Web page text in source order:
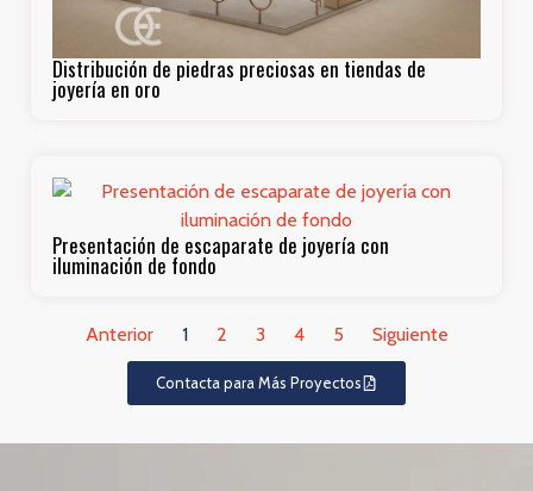
Distribución de piedras preciosas en tiendas de
joyería en oro
Presentación de escaparate de joyería con
iluminación de fondo
Anterior 1 2 3 4 5 Siguiente
Contacta para Más Proyectos